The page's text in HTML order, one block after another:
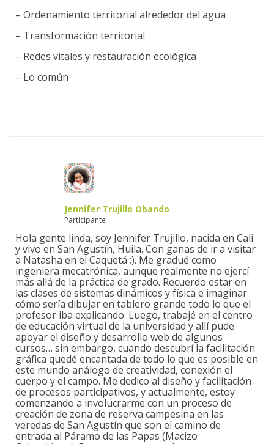
– Ordenamiento territorial alrededor del agua
– Transformación territorial
– Redes vitales y restauración ecológica
– Lo común
Jennifer Trujillo Obando
Participante
Hola gente linda, soy Jennifer Trujillo, nacida en Cali
y vivo en San Agustín, Huila. Con ganas de ir a visitar
a Natasha en el Caquetá ;). Me gradué como
ingeniera mecatrónica, aunque realmente no ejercí
más allá de la práctica de grado. Recuerdo estar en
las clases de sistemas dinámicos y física e imaginar
cómo sería dibujar en tablero grande todo lo que el
profesor iba explicando. Luego, trabajé en el centro
de educación virtual de la universidad y allí pude
apoyar el diseño y desarrollo web de algunos
cursos… sin embargo, cuando descubrí la facilitación
gráfica quedé encantada de todo lo que es posible en
este mundo análogo de creatividad, conexión el
cuerpo y el campo. Me dedico al diseño y facilitación
de procesos participativos, y actualmente, estoy
comenzando a involucrarme con un proceso de
creación de zona de reserva campesina en las
veredas de San Agustín que son el camino de
entrada al Páramo de las Papas (Macizo